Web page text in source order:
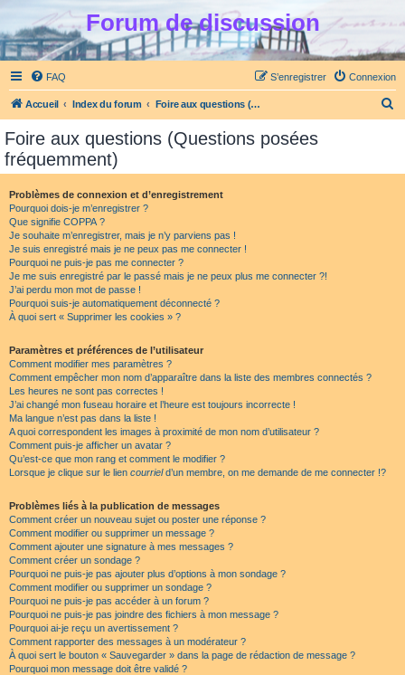
Forum de discussion
FAQ Connexion
S’enregistrer
Accueil Index du forum Foire aux questions (Questions posées fréquemment)
Foire aux questions (Questions posées
fréquemment)
Problèmes de connexion et d’enregistrement
Pourquoi dois-je m’enregistrer ?
Que signifie COPPA ?
Je souhaite m’enregistrer, mais je n’y parviens pas !
Je suis enregistré mais je ne peux pas me connecter !
Pourquoi ne puis-je pas me connecter ?
Je me suis enregistré par le passé mais je ne peux plus me connecter ?!
J’ai perdu mon mot de passe !
Pourquoi suis-je automatiquement déconnecté ?
À quoi sert « Supprimer les cookies » ?
Paramètres et préférences de l’utilisateur
Comment modifier mes paramètres ?
Comment empêcher mon nom d’apparaître dans la liste des membres connectés ?
Les heures ne sont pas correctes !
J’ai changé mon fuseau horaire et l’heure est toujours incorrecte !
Ma langue n’est pas dans la liste !
A quoi correspondent les images à proximité de mon nom d’utilisateur ?
Comment puis-je afficher un avatar ?
Qu’est-ce que mon rang et comment le modifier ?
Lorsque je clique sur le lien courrield’un membre, on me demande de me connecter !?
Problèmes liés à la publication de messages
Comment créer un nouveau sujet ou poster une réponse ?
Comment modifier ou supprimer un message ?
Comment ajouter une signature à mes messages ?
Comment créer un sondage ?
Pourquoi ne puis-je pas ajouter plus d’options à mon sondage ?
Comment modifier ou supprimer un sondage ?
Pourquoi ne puis-je pas accéder à un forum ?
Pourquoi ne puis-je pas joindre des fichiers à mon message ?
Pourquoi ai-je reçu un avertissement ?
Comment rapporter des messages à un modérateur ?
À quoi sert le bouton « Sauvegarder » dans la page de rédaction de message ?
Pourquoi mon message doit être validé ?